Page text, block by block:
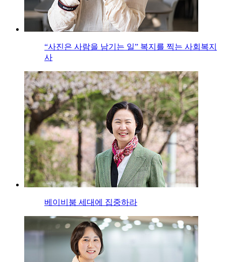
“사진은 사람을 남기는 일” 복지를 찍는 사회복지
사
베이비붐 세대에 집중하라